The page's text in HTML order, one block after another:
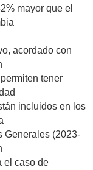
mayor que el
acordado con
tener
incluidos en los
Generales (2023-
el caso de